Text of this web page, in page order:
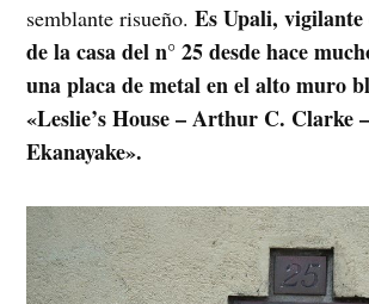
semblante risueño.Es Upali,
de la casa del n° 25 desde hace
una placa de metal en el alto muro
«Leslie’s House – Arthur C. Clarke
Ekanayake».